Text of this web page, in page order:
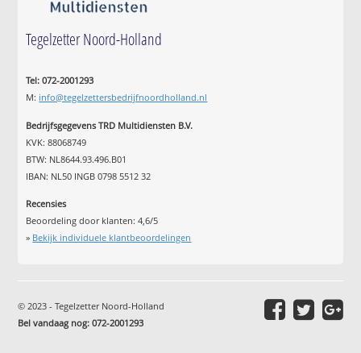
Tegelzetter Noord-Holland
Tel: 072-2001293
M: info@tegelzettersbedrijfnoordholland.nl
Bedrijfsgegevens TRD Multidiensten B.V.
KVK: 88068749
BTW: NL8644.93.496.B01
IBAN: NL50 INGB 0798 5512 32
Recensies
Beoordeling door klanten:4,6/5
» Bekijk individuele klantbeoordelingen
© 2023 - Tegelzetter Noord-Holland
Bel vandaag nog: 072-2001293